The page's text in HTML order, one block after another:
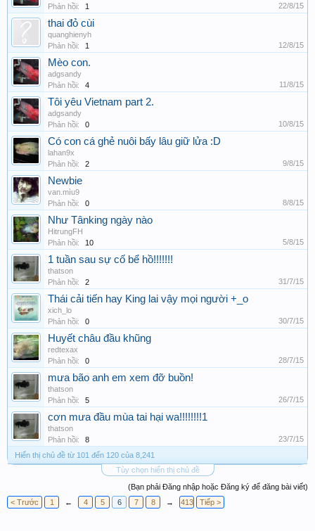
Phản hồi:
1 22/8/15
thai đỏ cùi
quanghienyh
Phản hồi:
1 12/8/15
Mèo con.
adgsandy
Phản hồi:
4 11/8/15
Tôi yêu Vietnam part 2.
adgsandy
Phản hồi:
0 10/8/15
Có con cá ghẻ nuôi bấy lâu giữ lửa :D
lahan9x
Phản hồi:
2 9/8/15
Newbie
van.mìu9
Phản hồi:
0 8/8/15
Như Tânking ngày nào
HitrungFH
Phản hồi:
10 5/8/15
1 tuần sau sự cố bể hồ!!!!!!!
thatson
Phản hồi:
2 31/7/15
Thái cải tiến hay King lai vậy mọi người +_o
xich_lo
Phản hồi:
0 30/7/15
Huyết châu đầu khũng
redtexax
Phản hồi:
0 28/7/15
mưa bão anh em xem đỡ buồn!
thatson
Phản hồi:
5 26/7/15
cơn mưa đầu mùa tai hại wa!!!!!!!!1
thatson
Phản hồi:
8
23/7/15
Hiển thị chủ đề từ 101 đến 120 của 8,241
Tùy chọn hiển thị chủ đề
(Bạn phải Đăng nhập hoặc Đăng ký để đăng bài viết)
< Trước
1 ← 4 5 6 7 8 → 413 Tiếp >